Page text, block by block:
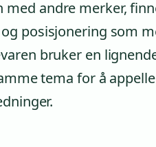
med andre merker,
posisjonering som
bruker en
tema for å